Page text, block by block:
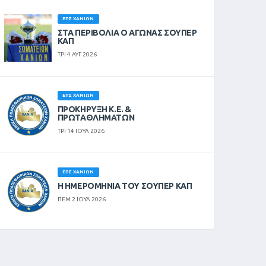
ΕΠΣ ΧΑΝΊΩΝ
ΣΤΑ ΠΕΡΙΒΟΛΙΑ Ο ΑΓΩΝΑΣ ΣΟΥΠΕΡ
ΚΑΠ
ΤΡΙ 4 ΑΥΓ 2026
ΕΠΣ ΧΑΝΊΩΝ
ΠΡΟΚΗΡΥΞΗ Κ.Ε. &
ΠΡΩΤΑΘΛΗΜΑΤΩΝ
ΤΡΙ 14 ΙΟΥΛ 2026
ΕΠΣ ΧΑΝΊΩΝ
Η ΗΜΕΡΟΜΗΝΙΑ ΤΟΥ ΣΟΥΠΕΡ ΚΑΠ
ΠΕΜ 2 ΙΟΥΛ 2026